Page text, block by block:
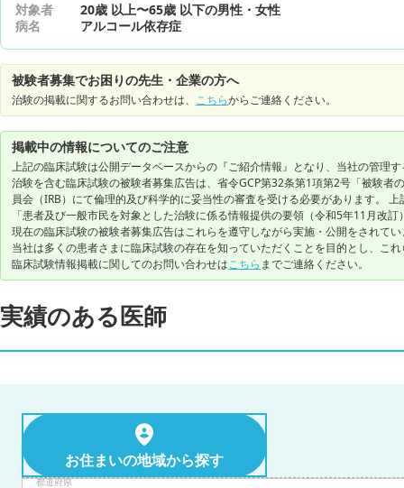
対象者
20歳 以上〜65歳 以下の男性・女性
病名
アルコール依存症
被験者募集でお困りの先生・企業の方へ
治験の掲載に関するお問い合わせは、 こちらからご連絡ください。
掲載中の情報についてのご注意
上記の臨床試験は公開データベースからの『ご紹介情報』となり、当社の管理
治験を含む臨床試験の被験者募集広告は、省令GCP第32条第1項第2号「被験者
員会（IRB）にて倫理的及び科学的に妥当性の審査を受ける必要があります。
「患者及び一般市民を対象とした治験に係る情報提供の要領（令和5年11月改
現在の臨床試験の被験者募集広告はこれらを遵守しながら実施・公開をされて
当社は多くの患者さまに臨床試験の存在を知っていただくことを目的とし、こ
臨床試験情報掲載に関してのお問い合わせはこちら までご連絡ください。
実績のある医師
お住まいの地域から探す
都道府県